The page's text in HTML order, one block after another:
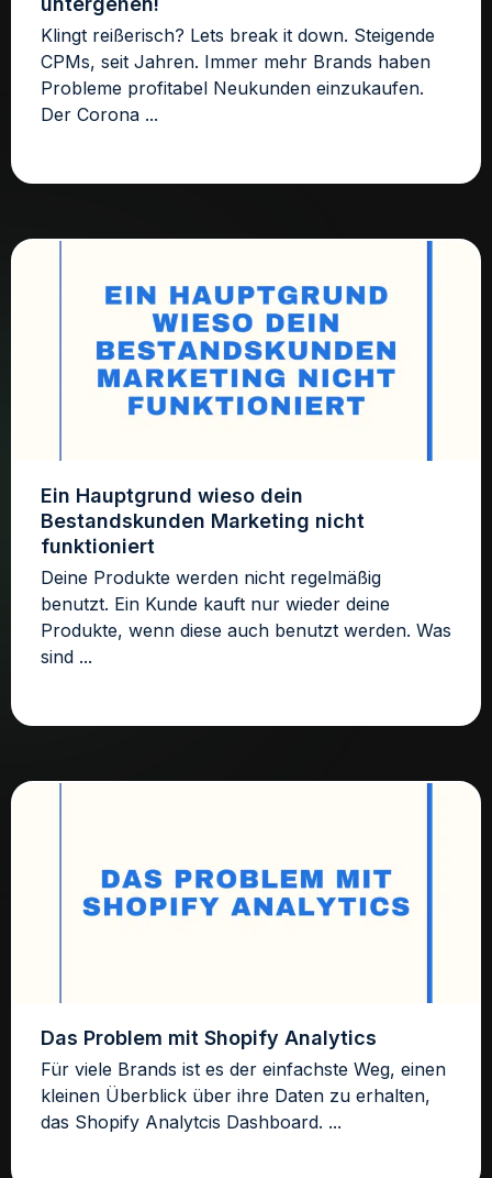
Klingt reißerisch? Lets break it down. Steigende
CPMs, seit Jahren. Immer mehr Brands haben
Probleme profitabel Neukunden einzukaufen.
Der Corona ...
Ein Hauptgrund wieso dein
Bestandskunden Marketing nicht
funktioniert
Deine Produkte werden nicht regelmäßig
benutzt. Ein Kunde kauft nur wieder deine
Produkte, wenn diese auch benutzt werden. Was
sind ...
Das Problem mit Shopify Analytics
Für viele Brands ist es der einfachste Weg, einen
kleinen Überblick über ihre Daten zu erhalten,
das Shopify Analytcis Dashboard. ...